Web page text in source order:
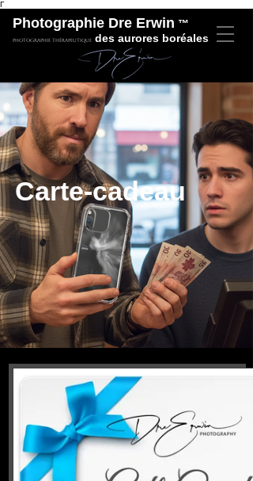
Γ
Photographie Dre Erwin ™
Photographie thérapeutique des aurores boréales
Carte-cadeau